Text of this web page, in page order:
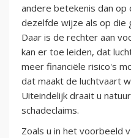
andere betekenis dan
dezelfde wijze als op die
Daar is de rechter aan
kan er toe leiden, dat
meer financiële risico's
dat maakt de luchtvaart
Uiteindelijk draait u
schadeclaims.
Zoals u in het voorbeeld